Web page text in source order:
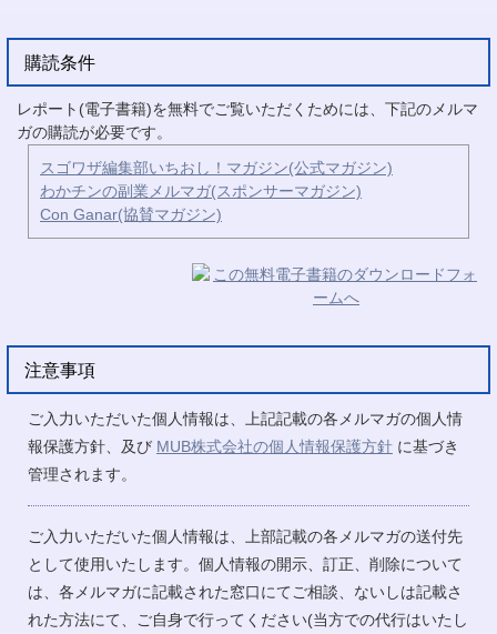
購読条件
レポート(電子書籍)を無料でご覧いただくためには、下記のメルマ
ガの購読が必要です。
スゴワザ編集部いちおし！マガジン(公式マガジン)
わかチンの副業メルマガ(スポンサーマガジン)
Con Ganar(協賛マガジン)
注意事項
ご入力いただいた個人情報は、上記記載の各メルマガの個人情
報保護方針、及び MUB株式会社の個人情報保護方針 に基づき
管理されます。
ご入力いただいた個人情報は、上部記載の各メルマガの送付先
として使用いたします。個人情報の開示、訂正、削除について
は、各メルマガに記載された窓口にてご相談、ないしは記載さ
れた方法にて、ご自身で行ってください(当方での代行はいたし